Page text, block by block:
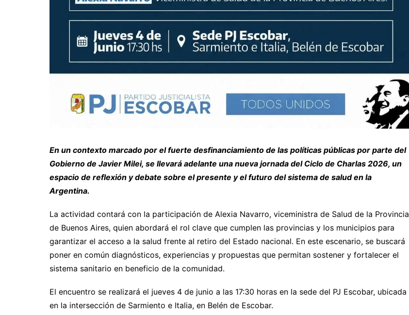
En un contexto marcado por el fuerte desfinanciamiento de las políticas públicas por parte del
Gobierno de Javier Milei, se llevará adelante una nueva jornada del Ciclo de Charlas 2026, un
espacio de reflexión y debate sobre el presente y el futuro del sistema de salud en la
Argentina.
La actividad contará con la participación de Alexia Navarro, viceministra de Salud de la Provincia
de Buenos Aires, quien abordará el rol clave que cumplen las provincias y los municipios para
garantizar el acceso a la salud frente al retiro del Estado nacional. En este escenario, se buscará
poner en común diagnósticos, experiencias y propuestas que permitan sostener y fortalecer el
sistema sanitario en beneficio de la comunidad.
El encuentro se realizará el jueves 4 de junio a las 17:30 horas en la sede del PJ Escobar, ubicada
en la intersección de Sarmiento e Italia, en Belén de Escobar.